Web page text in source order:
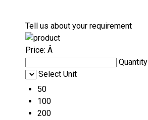
Tell us about your requirement
Price: Â
Quantity
Select Unit
50
100
200